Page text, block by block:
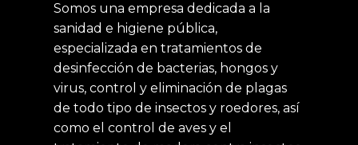
Somos una empresa dedicada a la
sanidad e higiene pública,
especializada en tratamientos de
desinfección de bacterias, hongos y
virus, control y eliminación de plagas
de todo tipo de insectos y roedores, así
como el control de aves y el